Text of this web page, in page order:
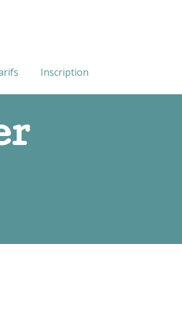
Inscription